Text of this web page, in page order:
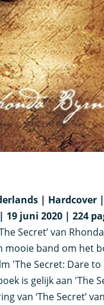
| Hardcover |
19 juni 2020 | 224
Secret’ van
mooie band om het
'The Secret: Dare
is gelijk aan 'The
van ‘The Secret’